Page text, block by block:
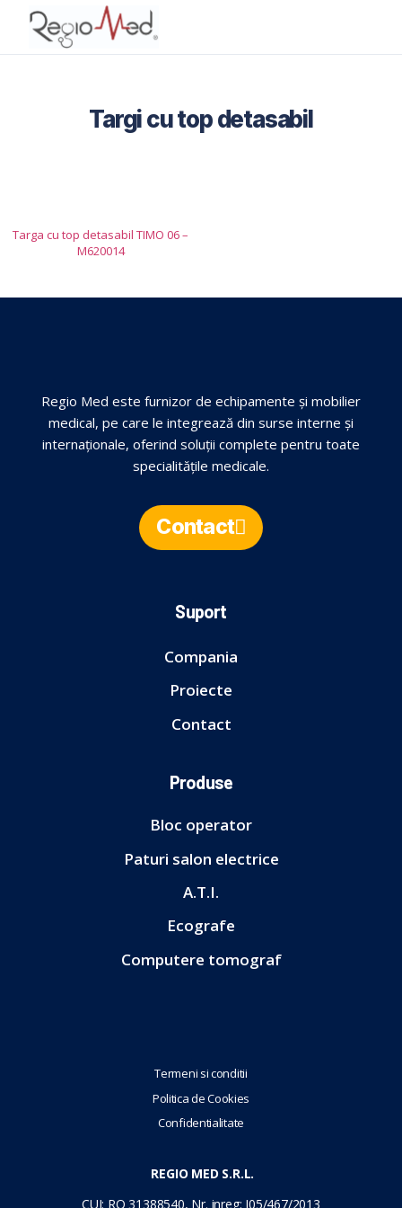
Paturi medicale Paturi ATI Tărgi transport
Targi cu top detasabil
Targa cu top detasabil TIMO 06 –
M620014
Regio Med este furnizor de echipamente și mobilier
medical, pe care le integrează din surse interne și
internaționale, oferind soluții complete pentru toate
specialitățile medicale.
Contact
Suport
Compania
Proiecte
Contact
Produse
Bloc operator
Paturi salon electrice
A.T.I.
Ecografe
Computere tomograf
Termeni si conditii
Politica de Cookies
Confidentialitate
REGIO MED S.R.L.
CUI: RO 31388540, Nr. inreg: J05/467/2013